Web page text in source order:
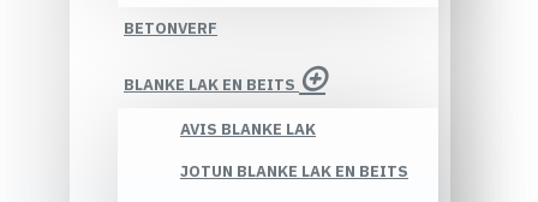
BETONVERF
BLANKE LAK EN BEITS
AVIS BLANKE LAK
JOTUN BLANKE LAK EN BEITS